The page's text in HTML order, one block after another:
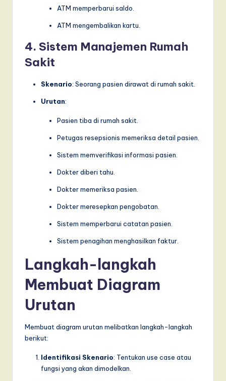
ATM memperbarui saldo.
ATM mengembalikan kartu.
4. Sistem Manajemen Rumah
Sakit
Skenario: Seorang pasien dirawat di rumah sakit.
Urutan:
Pasien tiba di rumah sakit.
Petugas resepsionis memeriksa detail pasien.
Sistem memverifikasi informasi pasien.
Dokter diberi tahu.
Dokter memeriksa pasien.
Dokter meresepkan pengobatan.
Sistem memperbarui catatan pasien.
Sistem penagihan menghasilkan faktur.
Langkah-langkah
Membuat Diagram
Urutan
Membuat diagram urutan melibatkan langkah-langkah
berikut:
Identifikasi Skenario: Tentukan use case atau
fungsi yang akan dimodelkan.